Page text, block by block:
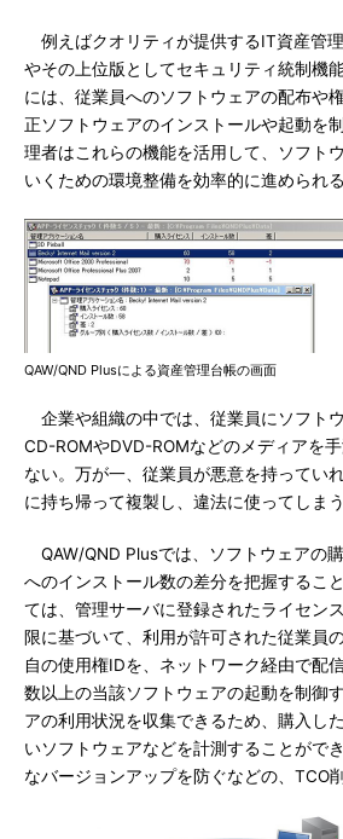
例えばクオリティが提供するIT資産管理
やその上位版としてセキュリティ統制機
には、従業員へのソフトウェアの配布や
正ソフトウェアのインストールや起動を
理者はこれらの機能を活用して、ソフト
いくための環境整備を効率的に進められ
QAW/QND Plusによる資産管理台帳の画面
企業や組織の中では、従業員にソフト
CD-ROMやDVD-ROMなどのメディアを
ない。万が一、従業員が悪意を持ってい
に持ち帰って複製し、違法に使ってしま
QAW/QND Plusでは、ソフトウェアの
へのインストール数の差分を把握するこ
ては、管理サーバに登録されたライセン
限に基づいて、利用が許可された従業員
自の使用権IDを、ネットワーク経由で配
数以上の当該ソフトウェアの起動を制御
アの利用状況を収集できるため、購入し
いソフトウェアなどを計測することがで
なバージョンアップを防ぐなどの、TCO